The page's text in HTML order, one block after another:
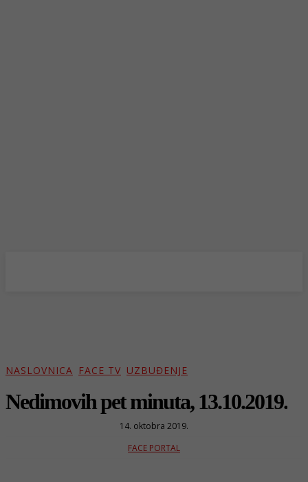
NASLOVNICA FACE TV UZBUĐENJE
Nedimovih pet minuta, 13.10.2019.
14. oktobra 2019.
FACE PORTAL